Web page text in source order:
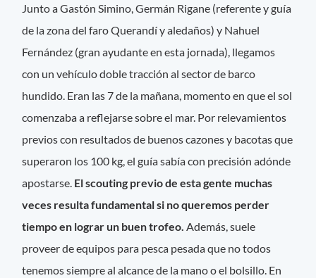
Junto a Gastón Simino, Germán Rigane (referente y guía
de la zona del faro Querandí y aledaños) y Nahuel
Fernández (gran ayudante en esta jornada), llegamos
con un vehículo doble tracción al sector de barco
hundido. Eran las 7 de la mañana, momento en que el sol
comenzaba a reflejarse sobre el mar. Por relevamientos
previos con resultados de buenos cazones y bacotas que
superaron los 100 kg, el guía sabía con precisión adónde
apostarse. El scouting previo de esta gente muchas
veces resulta fundamental si no queremos perder
tiempo en lograr un buen trofeo.Además, suele
proveer de equipos para pesca pesada que no todos
tenemos siempre al alcance de la mano o el bolsillo. En